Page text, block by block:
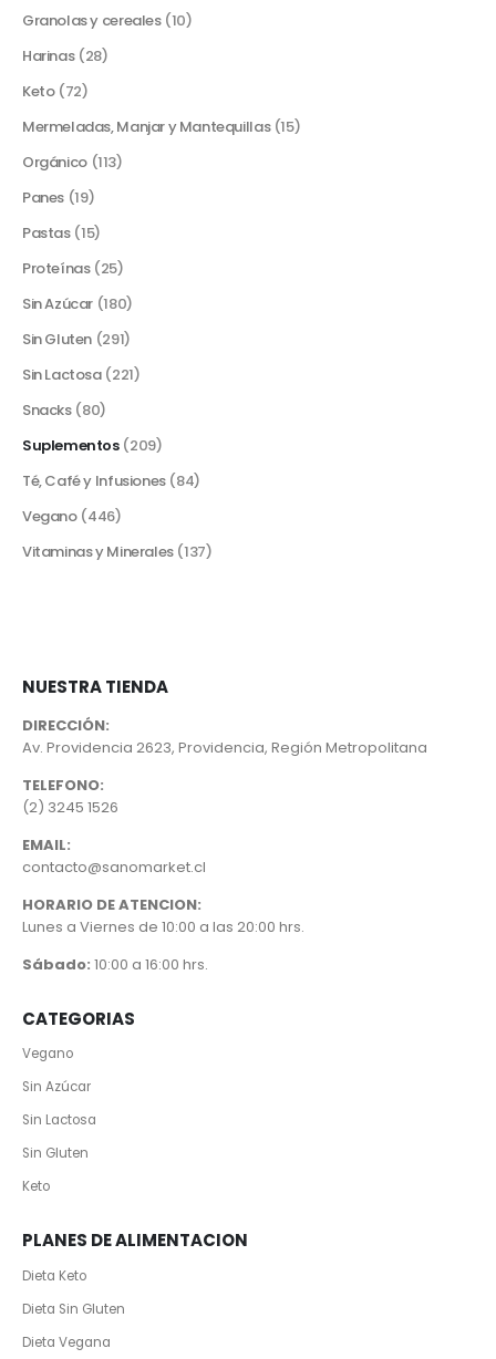
Granolas y cereales (10)
Harinas (28)
Keto (72)
Mermeladas, Manjar y Mantequillas (15)
Orgánico (113)
Panes (19)
Pastas (15)
Proteínas (25)
Sin Azúcar (180)
Sin Gluten (291)
Sin Lactosa (221)
Snacks (80)
Suplementos (209)
Té, Café y Infusiones (84)
Vegano (446)
Vitaminas y Minerales (137)
NUESTRA TIENDA
DIRECCIÓN:
Av. Providencia 2623, Providencia, Región Metropolitana
TELEFONO:
(2) 3245 1526
EMAIL:
contacto@sanomarket.cl
HORARIO DE ATENCION:
Lunes a Viernes de 10:00 a las 20:00 hrs.
Sábado: 10:00 a 16:00 hrs.
CATEGORIAS
Vegano
Sin Azúcar
Sin Lactosa
Sin Gluten
Keto
PLANES DE ALIMENTACION
Dieta Keto
Dieta Sin Gluten
Dieta Vegana